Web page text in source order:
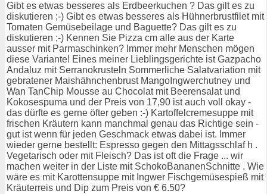
Gibt es etwas besseres als Erdbeerkuchen ? Das gilt es zu
diskutieren ;-) Gibt es etwas besseres als Hühnerbrustfilet mit
Tomaten Gemüsebeilage und Baguette? Das gilt es zu
diskutieren ;-) Kennen Sie Pizza cm alle aus der Karte
ausser mit Parmaschinken? Immer mehr Menschen mögen
diese Variante! Eines meiner Lieblingsgerichte ist Gazpacho
Andaluz mit Serranokrusteln Sommerliche Salatvariation mit
gebratener Maishähnchenbrust MangoIngwerchutney und
Wan TanChip Mousse au Chocolat mit Beerensalat und
Kokosespuma und der Preis von 17,90 ist auch voll okay -
das dürfte es gerne öfter geben :-) Kartoffelcremesuppe mit
frischen Kräutern kann manchmal genau das Richtige sein -
gut ist wenn für jeden Geschmack etwas dabei ist. Immer
wieder gerne bestellt: Espresso gegen den Mittagsschlaf h .
Vegetarisch oder mit Fleisch? Das ist oft die Frage ... wir
machen weiter in der Liste mit SchokoBananenSchnitte . Wie
wäre es mit Karottensuppe mit Ingwer Fischgemüsespieß mit
Kräuterreis und Dip zum Preis von € 6.50?